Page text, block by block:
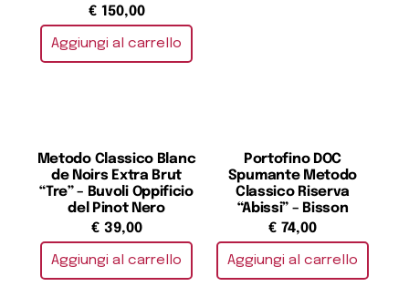
€ 150,00
Aggiungi al carrello
Metodo Classico Blanc
de Noirs Extra Brut
“Tre” – Buvoli Oppificio
del Pinot Nero
€ 39,00
Aggiungi al carrello
Portofino DOC
Spumante Metodo
Classico Riserva
“Abissi” – Bisson
€ 74,00
Aggiungi al carrello